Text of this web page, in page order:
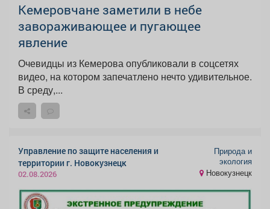
Кемеровчане заметили в небе
завораживающее и пугающее
явление
Очевидцы из Кемерова опубликовали в соцсетях
видео, на котором запечатлено нечто удивительное.
В среду,...
Управление по защите населения и
территории г. Новокузнецк
02.08.2026
Природа и
экология
Новокузнецк